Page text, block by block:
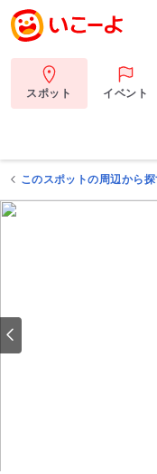
スポット イベント
このスポットの周辺から探